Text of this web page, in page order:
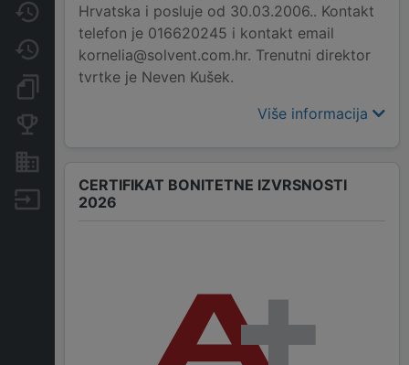
Javne nabavke
Promjene
Dokumenti i objave
Nekretnine i imovina
Izvoz
Hrvatska i posluje od 30.03.2006.. Kontakt
telefon je 016620245 i kontakt email
kornelia@solvent.com.hr. Trenutni direktor
tvrtke je Neven Kušek.
Više informacija
CERTIFIKAT BONITETNE IZVRSNOSTI
2026